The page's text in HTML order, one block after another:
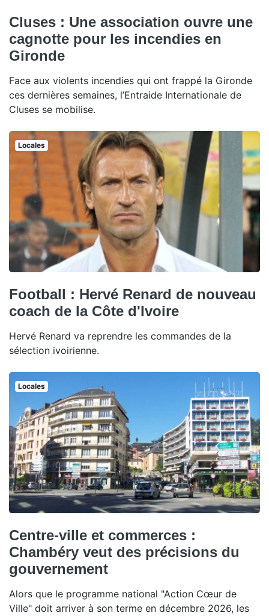
Cluses : Une association ouvre une
cagnotte pour les incendies en
Gironde
Face aux violents incendies qui ont frappé la Gironde
ces dernières semaines, l’Entraide Internationale de
Cluses se mobilise.
Locales
Football : Hervé Renard de nouveau
coach de la Côte d'Ivoire
Hervé Renard va reprendre les commandes de la
sélection ivoirienne.
Locales
Centre-ville et commerces :
Chambéry veut des précisions du
gouvernement
Alors que le programme national "Action Cœur de
Ville" doit arriver à son terme en décembre 2026, les